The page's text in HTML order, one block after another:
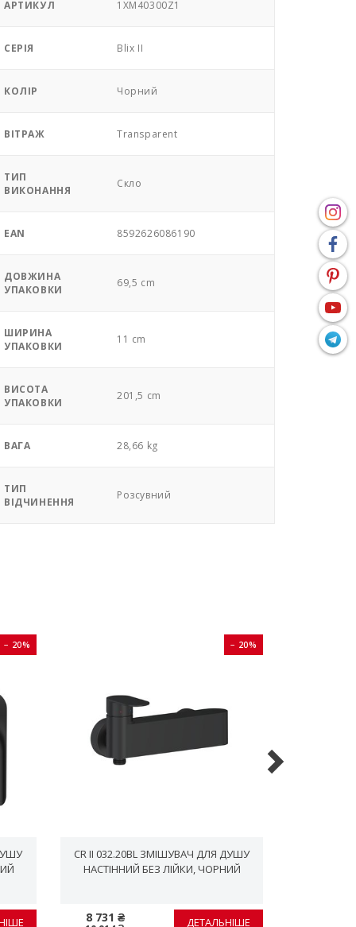
АРТИКУЛ 1XM40300Z1
СЕРІЯ Blix II
КОЛІР Чорний
ВІТРАЖ Transparent
ТИП
ВИКОНАННЯ
Скло
EAN 8592626086190
ДОВЖИНА
УПАКОВКИ
69,5 cm
ШИРИНА
УПАКОВКИ
11 cm
ВИСОТА
УПАКОВКИ
201,5 cm
ВАГА 28,66 kg
ТИП
ВІДЧИНЕННЯ
Розсувний
− 20% − 20%
CR II 032.20BL ЗМІШУВАЧ ДЛЯ ДУШУ
НАСТІННИЙ БЕЗ ЛІЙКИ, ЧОРНИЙ
8 731 ₴ ДЕТАЛЬНІШЕ